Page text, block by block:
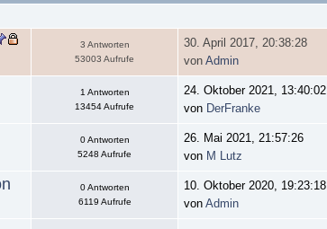
3 Antworten
53003 Aufrufe
30. April 2017, 20:38:28
vonAdmin
1 Antworten
13454 Aufrufe
24. Oktober 2021, 13:40:02
von DerFranke
0 Antworten
5248 Aufrufe
26. Mai 2021, 21:57:26
von M Lutz
0 Antworten
6119 Aufrufe
10. Oktober 2020, 19:23:18
vonAdmin